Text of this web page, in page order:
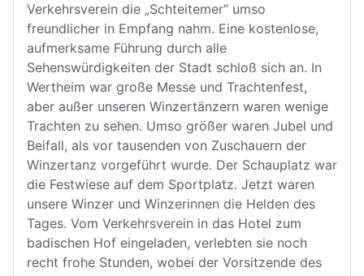
Verkehrsverein die „Schteitemer“ umso
freundlicher in Empfang nahm. Eine kostenlose,
aufmerksame Führung durch alle
Sehenswürdigkeiten der Stadt schloß sich an. In
Wertheim war große Messe und Trachtenfest,
aber außer unseren Winzertänzern waren wenige
Trachten zu sehen. Umso größer waren Jubel und
Beifall, als vor tausenden von Zuschauern der
Winzertanz vorgeführt wurde. Der Schauplatz war
die Festwiese auf dem Sportplatz. Jetzt waren
unsere Winzer und Winzerinnen die Helden des
Tages. Vom Verkehrsverein in das Hotel zum
badischen Hof eingeladen, verlebten sie noch
recht frohe Stunden, wobei der Vorsitzende des